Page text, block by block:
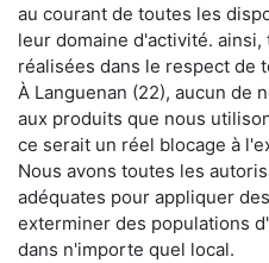
au courant de toutes les
leur domaine d'activité.
réalisées dans le respect de
À Languenan (22), aucun de
aux produits que nous
ce serait un réel blocage à
Nous avons toutes les
adéquates pour appliquer
exterminer des populations
dans n'importe quel local.